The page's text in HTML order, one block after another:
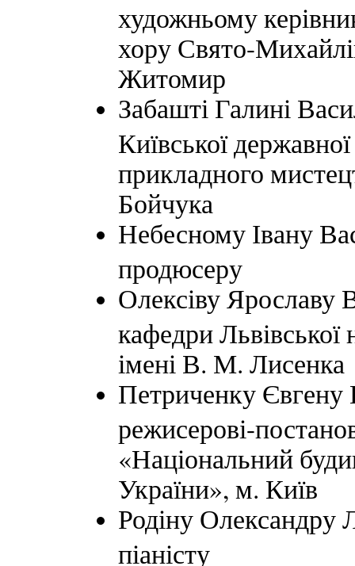
художньому
хору Свято-
Житомир
Забашті Галині
Київської
прикладного
Бойчука
Небесному Івану
продюсеру
Олексіву Ярославу
кафедри Львівської
імені В. М. Лисенка
Петриченку
режисерові-
«Національний
України», м. Київ
Родіну Олександру
піаністу